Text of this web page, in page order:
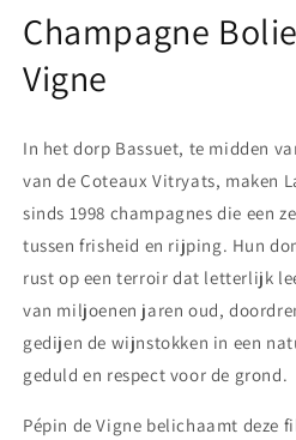
openen
in
modaal
Champagne
Vigne
In het dorp Bassuet, te midden
van de Coteaux Vitryats, maken
sinds 1998 champagnes die een
tussen frisheid en rijping. Hun
rust op een terroir dat letterlijk
van miljoenen jaren oud,
gedijen de wijnstokken in een
geduld en respect voor de grond.
Pépin de Vigne belichaamt deze